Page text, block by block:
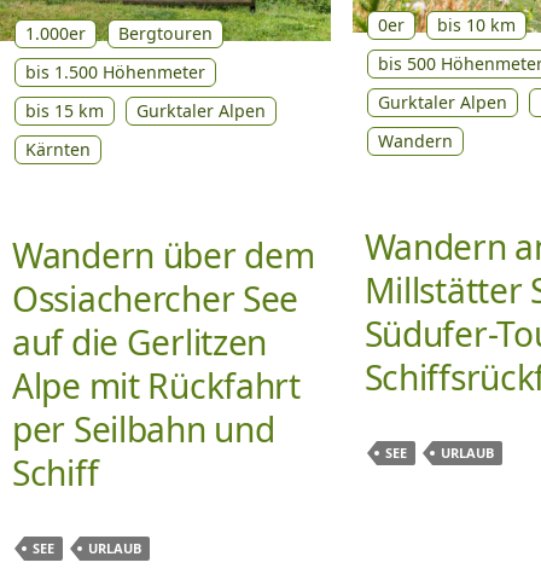
1.000er
Bergtouren
bis 1.500 Höhenmeter
bis 15 km
Gurktaler Alpen
Kärnten
Wandern über dem
Ossiachercher See
auf die Gerlitzen
Alpe mit Rückfahrt
per Seilbahn und
Schiff
SEE URLAUB
0er
bis 10 km
bis 500
Gurktaler Alpen
Wandern
Wandern
Millstätter
Südufer-
SEE URLAUB